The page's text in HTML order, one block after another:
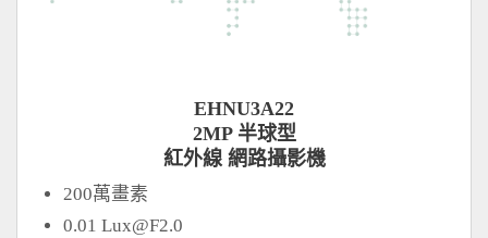
EHNU3A22
2MP 半球型
紅外線 網路攝影機
200萬畫素
0.01Lux@F2.0